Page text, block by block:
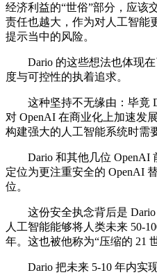
经济利益的“世俗”部分，应该
责任也越大，作为对人工智能
提示当中的风险。
Dario 的这些想法也体现在
度与可控性的执着追求。
这种坚持不无缘由：毕竟
对 OpenAI 在商业化上加速发
构建强大的人工智能系统时需
Dario 和其他几位 OpenAI
定位为更注重安全的 OpenAI
位。
这份安全执念背后是 Dario
人工智能能够将人类未来 50-
年。这也被他称为“压缩的 21
Dario 把未来 5-10 年内实